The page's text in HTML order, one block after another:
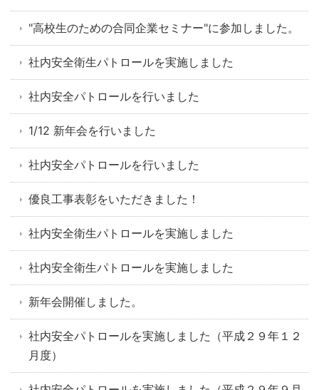
"高校生のための合同企業セミナー"に参加しました。
社内安全衛生パトロールを実施しました
社内安全パトロールを行いました
1/12 新年会を行いました
社内安全パトロールを行いました
優良工事表彰をいただきました！
社内安全衛生パトロールを実施しました
社内安全衛生パトロールを実施しました
新年会開催しました。
社内安全パトロールを実施しました（平成２９年１２
月度）